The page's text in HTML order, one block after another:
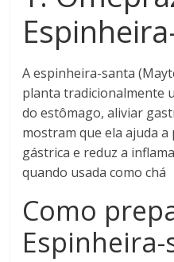
A espinheira-santa
planta tradicionalmente
do estômago, aliviar
mostram que ela ajuda
gástrica e reduz a
quando usada como chá
Como